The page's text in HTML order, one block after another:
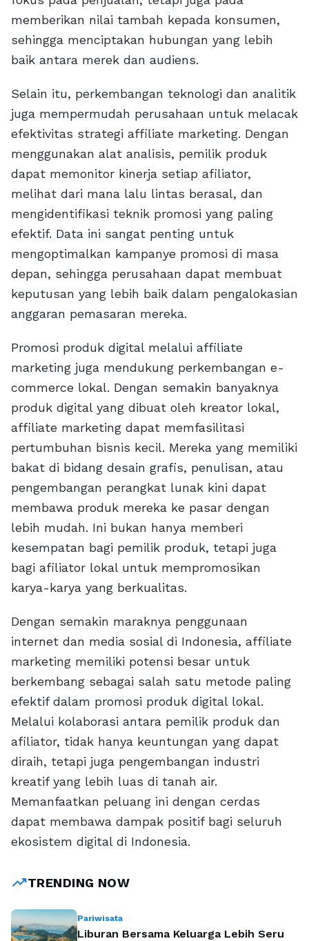
memberikan nilai tambah kepada konsumen,
sehingga menciptakan hubungan yang lebih
baik antara merek dan audiens.
Selain itu, perkembangan teknologi dan analitik
juga mempermudah perusahaan untuk melacak
efektivitas strategi affiliate marketing. Dengan
menggunakan alat analisis, pemilik produk
dapat memonitor kinerja setiap afiliator,
melihat dari mana lalu lintas berasal, dan
mengidentifikasi teknik promosi yang paling
efektif. Data ini sangat penting untuk
mengoptimalkan kampanye promosi di masa
depan, sehingga perusahaan dapat membuat
keputusan yang lebih baik dalam pengalokasian
anggaran pemasaran mereka.
Promosi produk digital melalui affiliate
marketing juga mendukung perkembangan e-
commerce lokal. Dengan semakin banyaknya
produk digital yang dibuat oleh kreator lokal,
affiliate marketing dapat memfasilitasi
pertumbuhan bisnis kecil. Mereka yang memiliki
bakat di bidang desain grafis, penulisan, atau
pengembangan perangkat lunak kini dapat
membawa produk mereka ke pasar dengan
lebih mudah. Ini bukan hanya memberi
kesempatan bagi pemilik produk, tetapi juga
bagi afiliator lokal untuk mempromosikan
karya-karya yang berkualitas.
Dengan semakin maraknya penggunaan
internet dan media sosial di Indonesia, affiliate
marketing memiliki potensi besar untuk
berkembang sebagai salah satu metode paling
efektif dalam promosi produk digital lokal.
Melalui kolaborasi antara pemilik produk dan
afiliator, tidak hanya keuntungan yang dapat
diraih, tetapi juga pengembangan industri
kreatif yang lebih luas di tanah air.
Memanfaatkan peluang ini dengan cerdas
dapat membawa dampak positif bagi seluruh
ekosistem digital di Indonesia.
trending_upTRENDING NOW
Pariwisata
Liburan Bersama Keluarga Lebih Seru